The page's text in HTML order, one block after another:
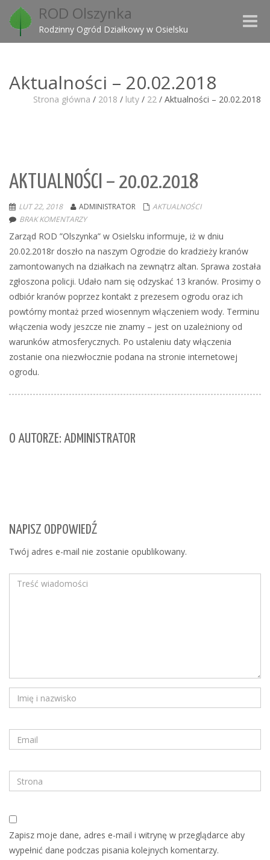
ROD Olszynka
Rodzinny Ogród Działkowy w Osielsku
Toggle
Aktualności – 20.02.2018
Strona główna / 2018 / luty / 22 / Aktualności – 20.02.2018
AKTUALNOŚCI – 20.02.2018
LUT 22, 2018 ADMINISTRATOR
AKTUALNOŚCI
BRAK KOMENTARZY
Zarząd ROD ”Olszynka” w Osielsku informuje, iż w dniu
20.02.2018r doszło na naszym Ogrodzie do kradzieży kranów
zamontowanych na działkach na zewnątrz altan. Sprawa została
zgłoszona policji. Udało nam się odzyskać 13 kranów. Prosimy o
odbiór kranów poprzez kontakt z prezesem ogrodu oraz ich
powtórny montaż przed wiosennym włączeniem wody. Terminu
włączenia wody jeszcze nie znamy – jest on uzależniony od
warunków atmosferycznych. Po ustaleniu daty włączenia
zostanie ona niezwłocznie podana na stronie internetowej
ogrodu.
O AUTORZE: ADMINISTRATOR
NAPISZ ODPOWIEDŹ
Twój adres e-mail nie zostanie opublikowany.
Zapisz moje dane, adres e-mail i witrynę w przeglądarce aby
wypełnić dane podczas pisania kolejnych komentarzy.